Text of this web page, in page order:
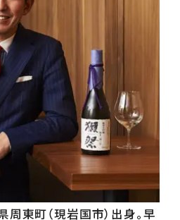
東町（現岩国市）出身。早